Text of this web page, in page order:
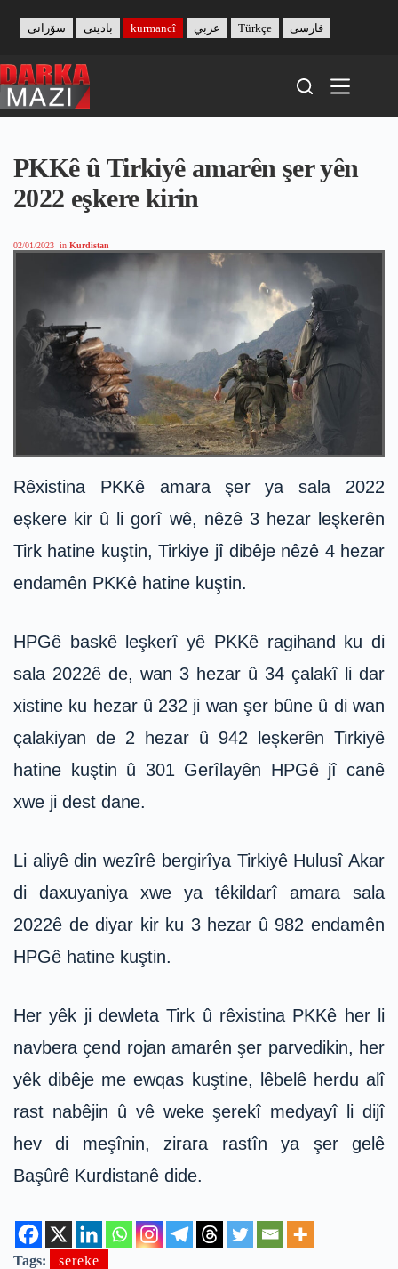
content
بادینی سۆرانی kurmancî عربي Türkçe فارسی
PKKê û Tirkiyê amarên şer yên
2022 eşkere kirin
02/01/2023 in Kurdistan
Rêxistina PKKê amara şer ya sala 2022
eşkere kir û li gorî wê, nêzê 3 hezar leşkerên
Tirk hatine kuştin, Tirkiye jî dibêje nêzê 4 hezar
endamên PKKê hatine kuştin.
HPGê baskê leşkerî yê PKKê ragihand ku di
sala 2022ê de, wan 3 hezar û 34 çalakî li dar
xistine ku hezar û 232 ji wan şer bûne û di wan
çalakiyan de 2 hezar û 942 leşkerên Tirkiyê
hatine kuştin û 301 Gerîlayên HPGê jî canê
xwe ji dest dane.
Li aliyê din wezîrê bergirîya Tirkiyê Hulusî Akar
di daxuyaniya xwe ya têkildarî amara sala
2022ê de diyar kir ku 3 hezar û 982 endamên
HPGê hatine kuştin.
Her yêk ji dewleta Tirk û rêxistina PKKê her li
navbera çend rojan amarên şer parvedikin, her
yêk dibêje me ewqas kuştine, lêbelê herdu alî
rast nabêjin û vê weke şerekî medyayî li dijî
hev di meşînin, zirara rastîn ya şer gelê
Başûrê Kurdistanê dide.
Tags: sereke